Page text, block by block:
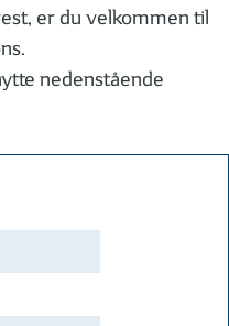
er du velkommen til
nedenstående